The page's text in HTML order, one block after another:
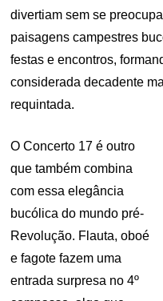
divertiam sem se
paisagens campestres
festas e encontros,
considerada decadente
requintada.
O Concerto 17 é outro
que também combina
com essa elegância
bucólica do mundo pré-
Revolução. Flauta, oboé
e fagote fazem uma
entrada surpresa no 4º